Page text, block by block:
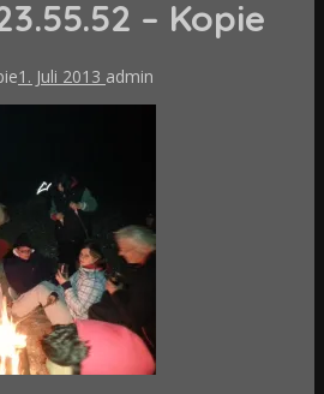
– Kopie
1. Juli 2013 admin